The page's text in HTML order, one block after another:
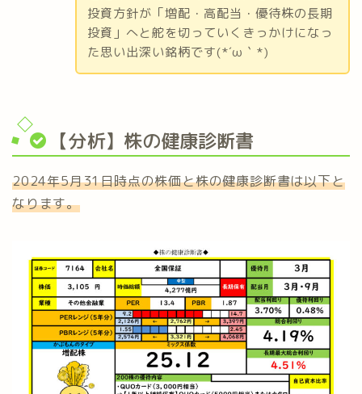
投資方針が「増配・高配当・優待株の長期
投資」へと舵を切っていくきっかけになっ
た思い出深い銘柄です(*´ω｀*)
【分析】株の健康診断書
2024年5月31日時点の株価と株の健康診断書は以下と
なります。